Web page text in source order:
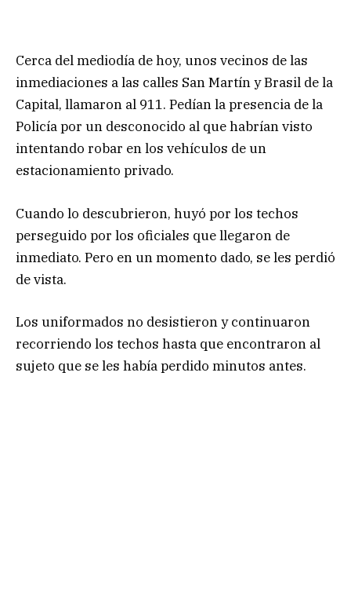
Cerca del mediodía de hoy, unos vecinos de las
inmediaciones a las calles San Martín y Brasil de la
Capital, llamaron al 911. Pedían la presencia de la
Policía por un desconocido al que habrían visto
intentando robar en los vehículos de un
estacionamiento privado.
Cuando lo descubrieron, huyó por los techos
perseguido por los oficiales que llegaron de
inmediato. Pero en un momento dado, se les perdió
de vista.
Los uniformados no desistieron y continuaron
recorriendo los techos hasta que encontraron al
sujeto que se les había perdido minutos antes.